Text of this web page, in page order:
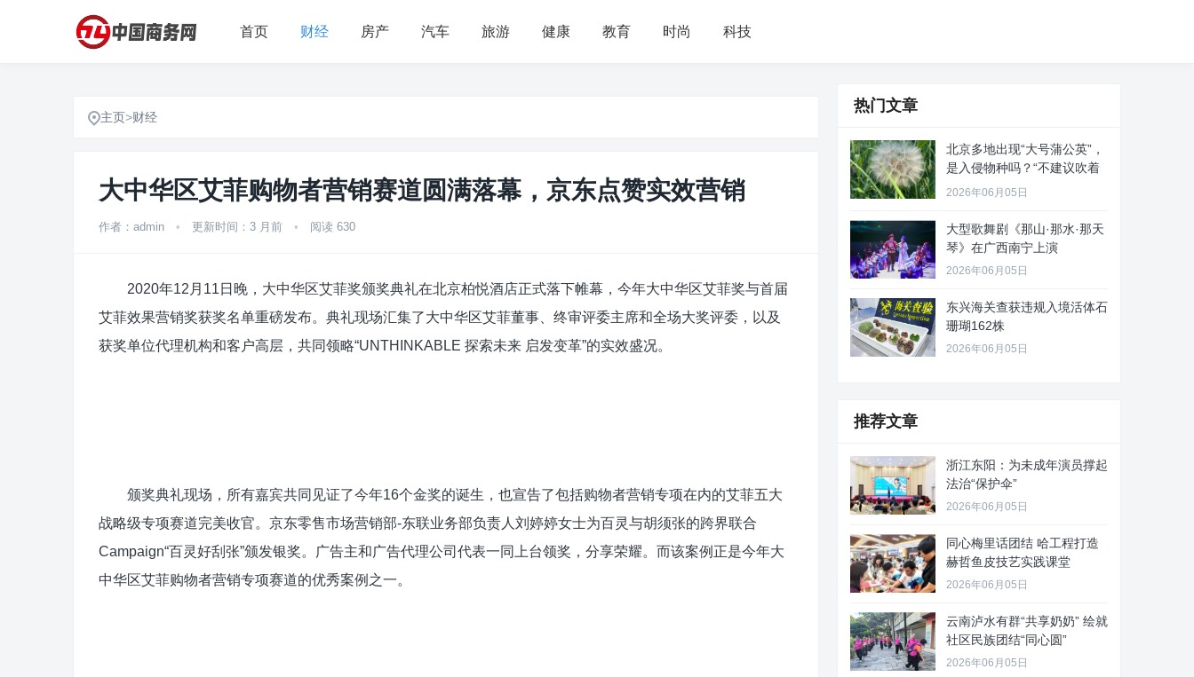
首页 财经 房产 汽车 旅游 健康 教育 时尚 科技
主页>财经
大中华区艾菲购物者营销赛道圆满落幕，京东点赞实效营销
作者：admin • 更新时间：3 月前 • 阅读 630
2020年12月11日晚，大中华区艾菲奖颁奖典礼在北京柏悦酒店正式落下帷幕，今年大中华区艾菲奖与首届
艾菲效果营销奖获奖名单重磅发布。典礼现场汇集了大中华区艾菲董事、终审评委主席和全场大奖评委，以及
获奖单位代理机构和客户高层，共同领略“UNTHINKABLE 探索未来 启发变革”的实效盛况。
颁奖典礼现场，所有嘉宾共同见证了今年16个金奖的诞生，也宣告了包括购物者营销专项在内的艾菲五大
战略级专项赛道完美收官。京东零售市场营销部-东联业务部负责人刘婷婷女士为百灵与胡须张的跨界联合
Campaign“百灵好刮张”颁发银奖。广告主和广告代理公司代表一同上台领奖，分享荣耀。而该案例正是今年大
中华区艾菲购物者营销专项赛道的优秀案例之一。
热门文章
北京多地出现“大号蒲公英”，
是入侵物种吗？“不建议吹着
玩
2026年06月05日
大型歌舞剧《那山·那水·那天
琴》在广西南宁上演
2026年06月05日
东兴海关查获违规入境活体石
珊瑚162株
2026年06月05日
推荐文章
浙江东阳：为未成年演员撑起
法治“保护伞”
2026年06月05日
同心梅里话团结 哈工程打造
赫哲鱼皮技艺实践课堂
2026年06月05日
云南泸水有群“共享奶奶” 绘就
社区民族团结“同心圆”
2026年06月05日